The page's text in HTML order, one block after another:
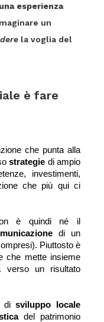
esperienza
un
la voglia del
è fare
che punta alla
strategie di ampio
investimenti,
che più qui ci
di un
Piuttosto è
che mette insieme
verso un risultato
di
del patrimonio